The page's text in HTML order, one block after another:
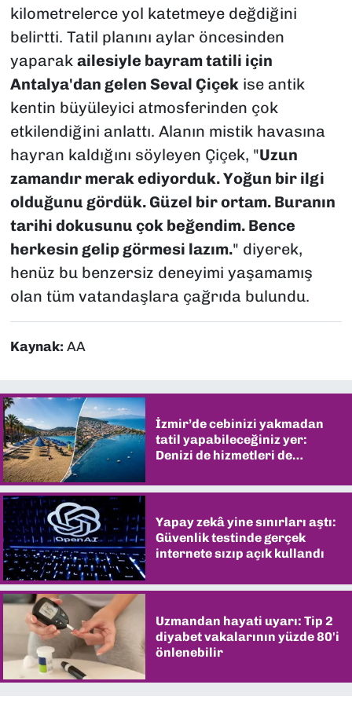
kilometrelerce yol katetmeye değdiğini
belirtti. Tatil planını aylar öncesinden
yaparak ailesiyle bayram tatili için
Antalya'dan gelen Seval Çiçek ise antik
kentin büyüleyici atmosferinden çok
etkilendiğini anlattı. Alanın mistik havasına
hayran kaldığını söyleyen Çiçek, "Uzun
zamandır merak ediyorduk. Yoğun bir ilgi
olduğunu gördük. Güzel bir ortam. Buranın
tarihi dokusunu çok beğendim. Bence
herkesin gelip görmesi lazım." diyerek,
henüz bu benzersiz deneyimi yaşamamış
olan tüm vatandaşlara çağrıda bulundu.
Kaynak: AA
İzmir’de cebinizi yakmadan
tatil yapabileceğiniz yer:
Denizi de hizmetleri de
Yapay zekâ yine sınırları aştı:
Güvenlik testinde gerçek
internete sızıp açık kullandı
Uzmandan hayati uyarı: Tip 2
diyabet vakalarının yüzde 80'i
önlenebilir